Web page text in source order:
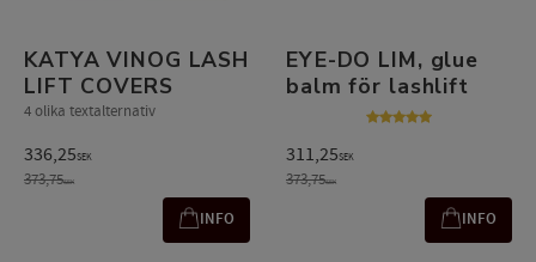
KATYA VINOG LASH
LIFT COVERS
4 olika textalternativ
336,25SEK
373,75SEK
INFO
EYE-DO LIM, glue
balm för lashlift
311,25SEK
373,75SEK
INFO